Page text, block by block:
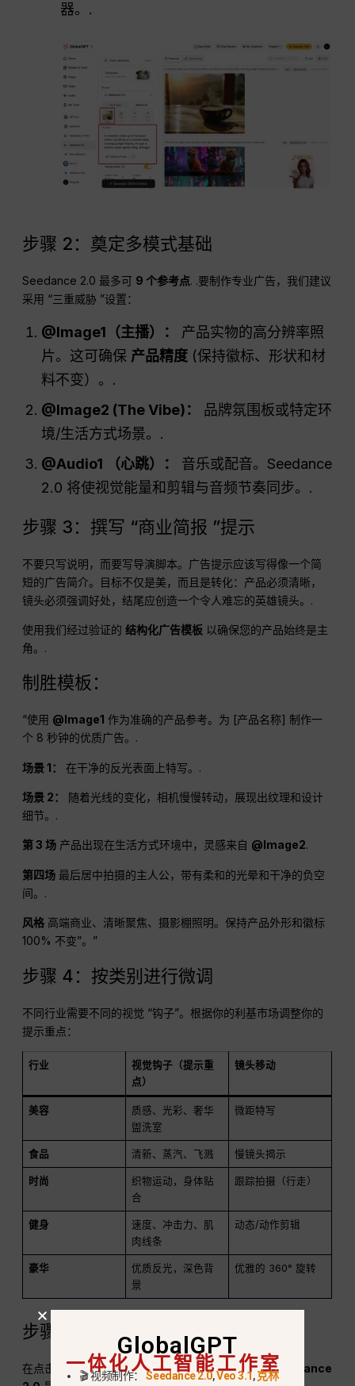
器。.
步骤 2：奠定多模式基础
Seedance 2.0 最多可 9 个参考点. .要制作专业广告，我们建议
采用 “三重威胁 ”设置：
@Image1（主播）：
产品实物的高分辨率照
片。这可确保 产品精度 (保持徽标、形状和材
料不变）。.
@Image2 (The Vibe)：
品牌氛围板或特定环
境/生活方式场景。.
@Audio1 （心跳）：
音乐或配音。Seedance
2.0 将使视觉能量和剪辑与音频节奏同步。.
步骤 3：撰写 “商业简报 ”提示
不要只写说明，而要写导演脚本。广告提示应该写得像一个简
短的广告简介。目标不仅是美，而且是转化：产品必须清晰，
镜头必须强调好处，结尾应创造一个令人难忘的英雄镜头。.
使用我们经过验证的结构化广告模板 以确保您的产品始终是主
角。.
制胜模板：
“使用 @Image1 作为准确的产品参考。为 [产品名称] 制作一
个 8 秒钟的优质广告。.
场景 1： 在干净的反光表面上特写。.
场景 2：
随着光线的变化，相机慢慢转动，展现出纹理和设计
细节。.
第 3 场 产品出现在生活方式环境中，灵感来自 @Image2.
第四场 最后居中拍摄的主人公，带有柔和的光晕和干净的负空
间。.
风格 高端商业、清晰聚焦、摄影棚照明。保持产品外形和徽标
100% 不变”。”
步骤 4：按类别进行微调
不同行业需要不同的视觉 “钩子”。根据你的利基市场调整你的
提示重点：
行业
视觉钩子（提示重
点）
镜头移动
美容
质感、光彩、奢华
盥洗室
微距特写
食品 清新、蒸汽、飞溅 慢镜头揭示
时尚
织物运动，身体贴
合
跟踪拍摄（行走）
健身
速度、冲击力、肌
肉线条
动态/动作剪辑
豪华
优质反光，深色背
景
优雅的 360° 旋转
步骤 5：出口技术检查表
在点击 “生成 ”之前，请确保您的资产符合以下条件Seedance
GlobalGPT
一体化人工智能工作室
🎬 视频制作：Seedance 2.0,Veo 3.1,克林